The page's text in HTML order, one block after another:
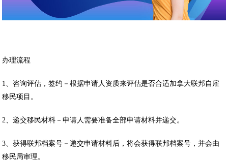
办理流程
1、咨询评估，签约－根据申请人资质来评估是否合适加拿大联邦自雇
移民项目。
2、递交移民材料－申请人需要准备全部申请材料并递交。
3、获得联邦档案号－递交申请材料后，将会获得联邦档案号，并会由
移民局审理。